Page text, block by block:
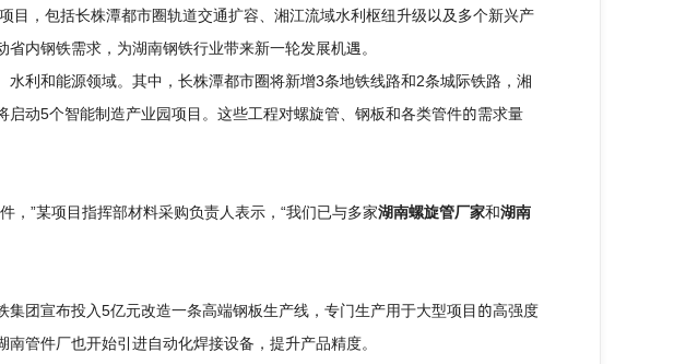
，包括长株潭都市圈轨道交通扩容、湘江流域水利枢纽升级以及多个新兴产
省内钢铁需求，为湖南钢铁行业带来新一轮发展机遇。
利和能源领域。其中，长株潭都市圈将新增3条地铁线路和2条城际铁路，湘
动5个智能制造产业园项目。这些工程对螺旋管、钢板和各类管件的需求量
”某项目指挥部材料采购负责人表示，“我们已与多家湖南螺旋管厂家和湖南
团宣布投入5亿元改造一条高端钢板生产线，专门生产用于大型项目的高强度
管件厂也开始引进自动化焊接设备，提升产品精度。